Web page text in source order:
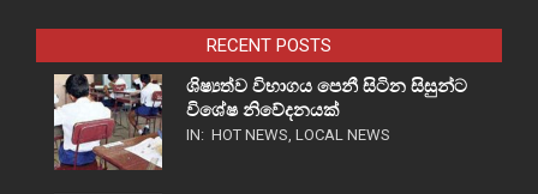
RECENT POSTS
ශිෂ්‍යත්ව විභාගය පෙනී සිටින සිසුන්ට
විශේෂ නිවේදනයක්
IN: HOT NEWS, LOCAL NEWS